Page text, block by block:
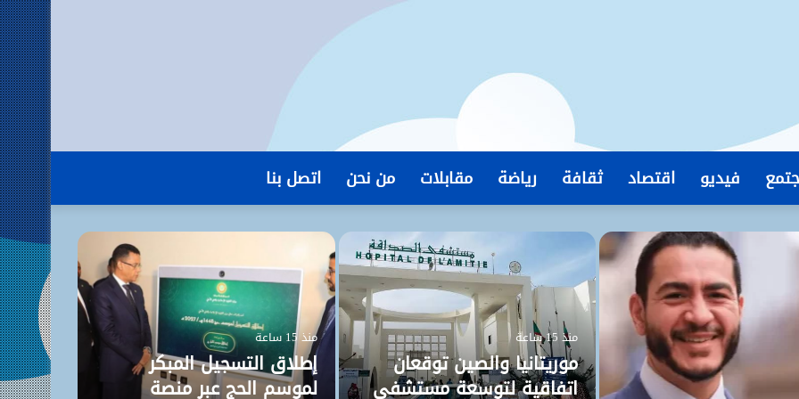
فيديو اقتصاد ثقافة رياضة مقابلات من نحن اتصل بنا
منذ 15 ساعة
موريتانيا والصين توقعان
اتفاقية لتوسعة مستشفى
منذ 15 ساعة
إطلاق التسجيل المبكر
لموسم الحج عبر منصة